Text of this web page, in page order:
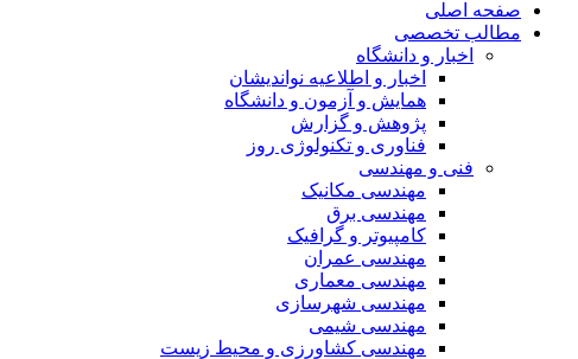
صفحه اصلی
مطالب تخصصی
اخبار و دانشگاه
اخبار و اطلاعیه نواندیشان
همایش و آزمون و دانشگاه
پژوهش و گزارش
فناوری و تکنولوژی روز
فنی و مهندسی
مهندسی مکانیک
مهندسی برق
کامپیوتر و گرافیک
مهندسی عمران
مهندسی معماری
مهندسی شهرسازی
مهندسی شیمی
مهندسی کشاورزی و محیط زیست